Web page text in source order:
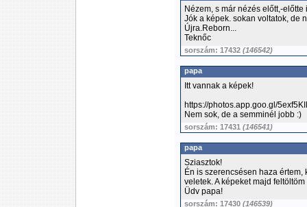
Nézem, s már nézés előtt,-
Jók a képek. sokan voltatok, de
Újra.Reborn...
Teknőc
sorszám: 17432 (146542)
papa
Itt vannak a képek!
https://photos.app.goo.gl/
Nem sok, de a semminél jobb :)
sorszám: 17431 (146541)
papa
Sziasztok!
Én is szerencsésen haza
veletek. A képeket majd
Üdv papa!
sorszám: 17430 (146539)